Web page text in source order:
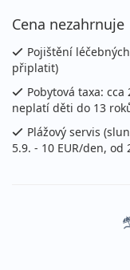
27.08. -
čtvrtek - čtvrtek
Cena nezahrnuje
Pojištění
připlatit)
Pobytová taxa:
neplatí děti do 13
Plážový servis
5.9. - 10 EUR/den, od